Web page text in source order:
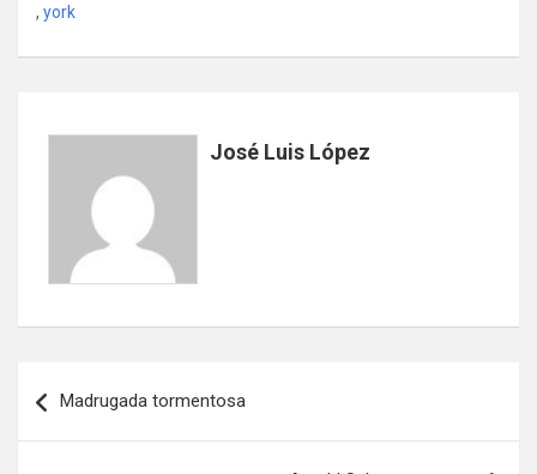
, york
José Luis López
de
Madrugada tormentosa